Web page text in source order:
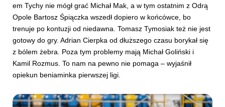
em Tychy nie mógł grać Michał Mak, a w tym ostatnim z Odrą
Opole Bartosz Śpiączka wszedł dopiero w końcówce, bo
trenuje po kontuzji od niedawna. Tomasz Tymosiak też nie jest
gotowy do gry. Adrian Cierpka od dłuższego czasu borykał się
z bólem żebra. Poza tym problemy mają Michał Goliński i
Kamil Rozmus. To nam na pewno nie pomaga – wyjaśnił
opiekun beniaminka pierwszej ligi.